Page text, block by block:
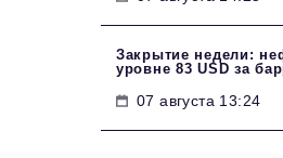
Закрытие недели:
уровне 83 USD за
07 августа 13:24